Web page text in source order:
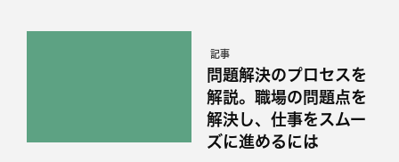
記事
問題解決のプロセスを
解説。職場の問題点を
解決し、仕事をスムー
ズに進めるには